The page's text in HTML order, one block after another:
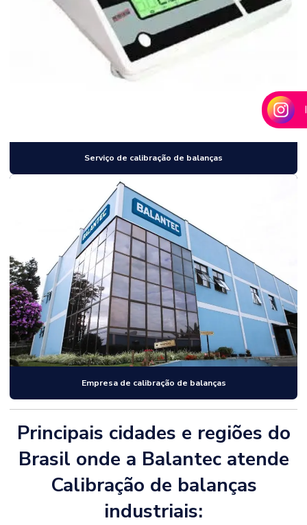
Serviço de calibração de balanças
Empresa de calibração de balanças
Principais cidades e regiões do
Brasil onde a Balantec atende
Calibração de balanças
industriais: